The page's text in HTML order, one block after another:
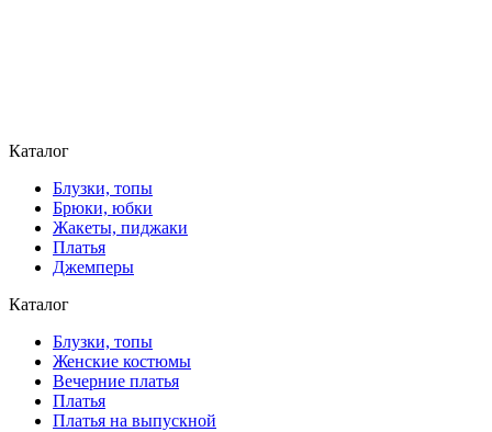
Каталог
Блузки, топы
Брюки, юбки
Жакеты, пиджаки
Платья
Джемперы
Каталог
Блузки, топы
Женские костюмы
Вечерние платья
Платья
Платья на выпускной